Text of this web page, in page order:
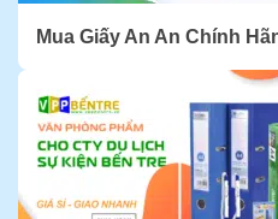
Mua Giấy An An Chính